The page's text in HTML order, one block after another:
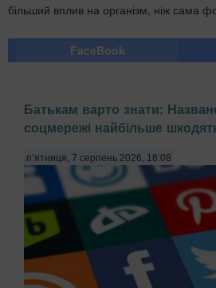
більший вплив на організм, ніж сама
FaceBook
Батькам варто знати:
соцмережі найбільше
п’ятниця, 7 серпень 2026, 18:08